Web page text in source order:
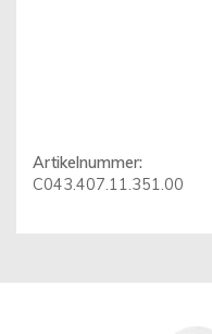
Artikelnummer:
C043.407.11.351.00